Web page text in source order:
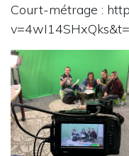
Court-métrage :